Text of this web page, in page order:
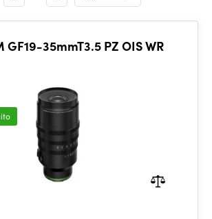
GF19-35mmT3.5 PZ OIS WR